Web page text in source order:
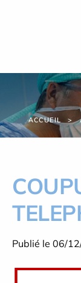
ACCUEIL
Publié le 06/